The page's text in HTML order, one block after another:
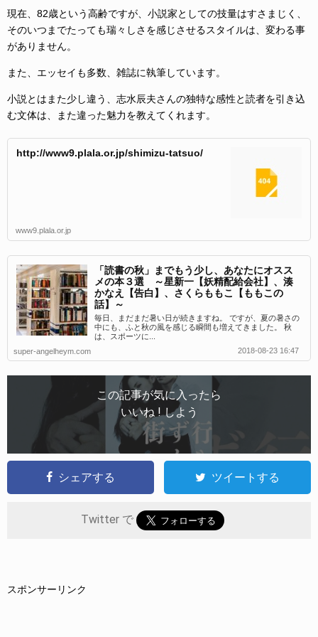
現在、82歳という高齢ですが、小説家としての技量はすさまじく、
そのいつまでたっても瑞々しさを感じさせるスタイルは、変わる事
がありません。
また、エッセイも多数、雑誌に執筆しています。
小説とはまた少し違う、志水辰夫さんの独特な感性と読者を引き込
む文体は、また違った魅力を教えてくれます。
http://www9.plala.or.jp/shimizu-tatsuo/
www9.plala.or.jp
「読書の秋」までもう少し、あなたにオスス
メの本３選 ～星新一【妖精配給会社】、湊
かなえ【告白】、さくらももこ【ももこの
話】～
毎日、まだまだ暑い日が続きますね。 ですが、夏の暑さの
中にも、ふと秋の風を感じる瞬間も増えてきました。 秋
は、スポーツに...
super-angelheym.com
2018-08-23 16:47
この記事が気に入ったら
いいね ! しよう
シェアする ツイートする
Twitter で
スポンサーリンク